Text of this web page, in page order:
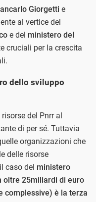
Giorgetti e
al vertice del
e del ministero del
cruciali per la crescita
dello sviluppo
del Pnrr al
di per sé. Tuttavia
organizzazioni che
delle risorse
caso del ministero
oltre 25miliardi di euro
complessive) è la terza